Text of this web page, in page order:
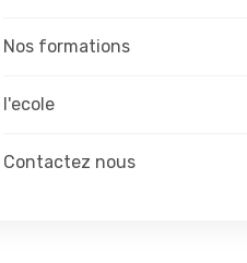
Nos formations
l'ecole
Contactez nous